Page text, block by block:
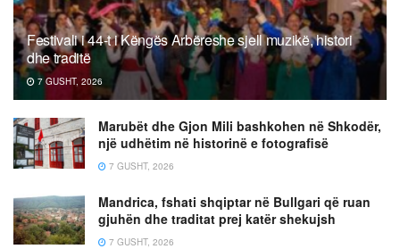
Festivali i 44-t i Këngës Arbëreshe sjell muzikë, histori
dhe traditë
7 GUSHT, 2026
Marubët dhe Gjon Mili bashkohen në Shkodër,
një udhëtim në historinë e fotografisë
7 GUSHT, 2026
Mandrica, fshati shqiptar në Bullgari që ruan
gjuhën dhe traditat prej katër shekujsh
7 GUSHT, 2026